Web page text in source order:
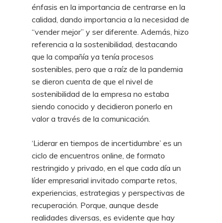
énfasis en la importancia de centrarse en la
calidad, dando importancia a la necesidad de
“vender mejor” y ser diferente. Además, hizo
referencia a la sostenibilidad, destacando
que la compañía ya tenía procesos
sostenibles, pero que a raíz de la pandemia
se dieron cuenta de que el nivel de
sostenibilidad de la empresa no estaba
siendo conocido y decidieron ponerlo en
valor a través de la comunicación.
‘Liderar en tiempos de incertidumbre’ es un
ciclo de encuentros online, de formato
restringido y privado, en el que cada día un
líder empresarial invitado comparte retos,
experiencias, estrategias y perspectivas de
recuperación. Porque, aunque desde
realidades diversas, es evidente que hay